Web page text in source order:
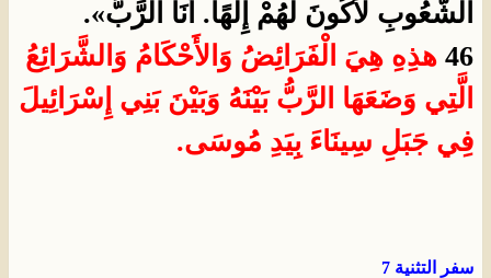
الشُّعُوبِ لأَكُونَ لَهُمْ إِلهًا. أَنَا الرَّبُّ».
46 هذِهِ هِيَ الْفَرَائِضُ وَالأَحْكَامُ وَالشَّرَائِعُ
الَّتِي وَضَعَهَا الرَّبُّ بَيْنَهُ وَبَيْنَ بَنِي إِسْرَائِيلَ
فِي جَبَلِ سِينَاءَ بِيَدِ مُوسَى.
سفر التثنية 7